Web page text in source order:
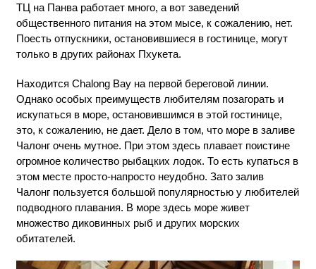
ТЦ на Панва работает много, а вот заведений
общественного питания на этом мысе, к сожалению, нет.
Поесть отпускники, остановившиеся в гостинице, могут
только в других районах Пхукета.
Находится Chalong Bay на первой береговой линии.
Однако особых преимуществ любителям позагорать и
искупаться в море, остановившимся в этой гостинице,
это, к сожалению, не дает. Дело в том, что море в заливе
Чалонг очень мутное. При этом здесь плавает поистине
огромное количество рыбацких лодок. То есть купаться в
этом месте просто-напросто неудобно. Зато залив
Чалонг пользуется большой популярностью у любителей
подводного плавания. В море здесь море живет
множество диковинных рыб и других морских
обитателей.